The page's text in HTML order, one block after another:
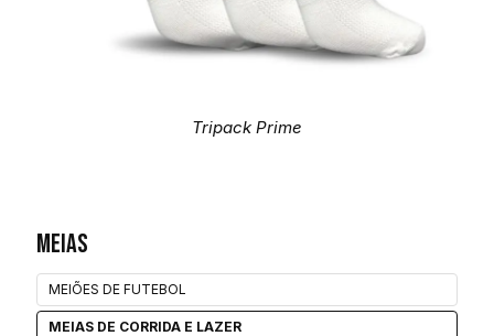
Meias
MEIÕES DE FUTEBOL
MEIAS DE CORRIDA E LAZER
Tripack Prime